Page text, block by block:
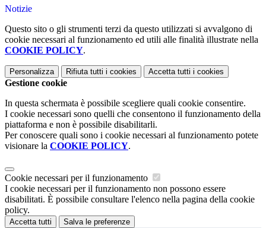
Notizie
Questo sito o gli strumenti terzi da questo utilizzati si avvalgono di
cookie necessari al funzionamento ed utili alle finalità illustrate nella
COOKIE POLICY.
Personalizza Rifiuta tutti i cookies Accetta tutti i cookies
Gestione cookie
In questa schermata è possibile scegliere quali cookie consentire.
I cookie necessari sono quelli che consentono il funzionamento della
piattaforma e non è possibile disabilitarli.
Per conoscere quali sono i cookie necessari al funzionamento potete
visionare la COOKIE POLICY.
Cookie necessari per il funzionamento
I cookie necessari per il funzionamento non possono essere
disabilitati. È possibile consultare l'elenco nella pagina della cookie
policy.
Accetta tutti Salva le preferenze